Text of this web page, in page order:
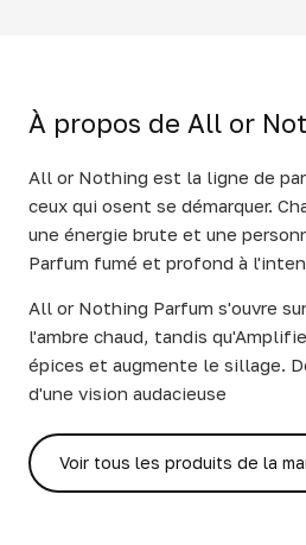
À propos de All or
All or Nothing est la ligne de
ceux qui osent se démarquer.
une énergie brute et une
Parfum fumé et profond à
All or Nothing Parfum s'ouvre
l'ambre chaud, tandis
épices et augmente le sillage.
d'une vision audacieuse
Voir tous les produits de la